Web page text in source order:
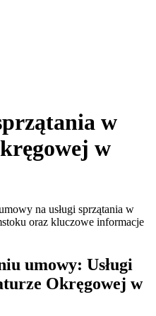
w
w
na usługi sprzątania w
oraz kluczowe informacje
umowy: Usługi
Okręgowej w